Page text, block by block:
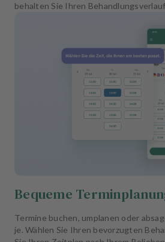
behalten Sie Ihren
Bequeme
Termine buchen, umplanen oder
je. Wählen Sie Ihren bevorzugten